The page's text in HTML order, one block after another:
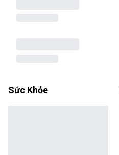
Sức Khỏe